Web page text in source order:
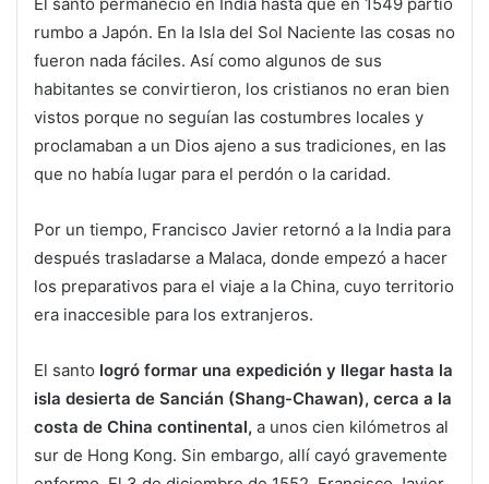
rumbo a Japón. En la Isla del Sol Naciente las cosas no
fueron nada fáciles. Así como algunos de sus
habitantes se convirtieron, los cristianos no eran bien
vistos porque no seguían las costumbres locales y
proclamaban a un Dios ajeno a sus tradiciones, en las
que no había lugar para el perdón o la caridad.
Por un tiempo, Francisco Javier retornó a la India para
después trasladarse a Malaca, donde empezó a hacer
los preparativos para el viaje a la China, cuyo territorio
era inaccesible para los extranjeros.
El santo logró formar una expedición y llegar hasta la
isla desierta de Sancián (Shang-Chawan), cerca a la
costa de China continental, a unos cien kilómetros al
sur de Hong Kong. Sin embargo, allí cayó gravemente